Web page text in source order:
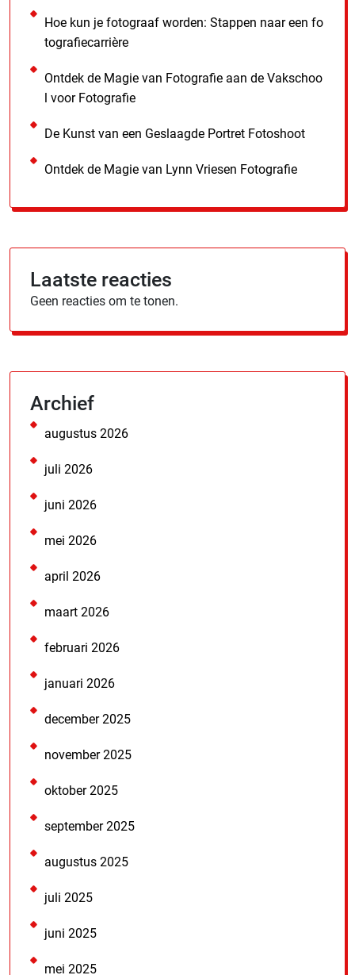
Hoe kun je fotograaf worden: Stappen naar een fo
tografiecarrière
Ontdek de Magie van Fotografie aan de Vakschoo
l voor Fotografie
De Kunst van een Geslaagde Portret Fotoshoot
Ontdek de Magie van Lynn Vriesen Fotografie
Laatste reacties
Geen reacties om te tonen.
Archief
augustus 2026
juli 2026
juni 2026
mei 2026
april 2026
maart 2026
februari 2026
januari 2026
december 2025
november 2025
oktober 2025
september 2025
augustus 2025
juli 2025
juni 2025
mei 2025